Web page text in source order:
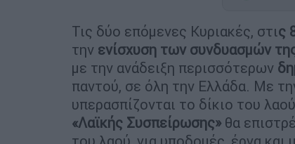
Τις δύο επόμενες Κυριακές, στις
την ενίσχυση των συνδυασμών
με την ανάδειξη περισσότερων
παντού, σε όλη την Ελλάδα. Με
υπερασπίζονται το δίκιο του
«Λαϊκής Συσπείρωσης» θα